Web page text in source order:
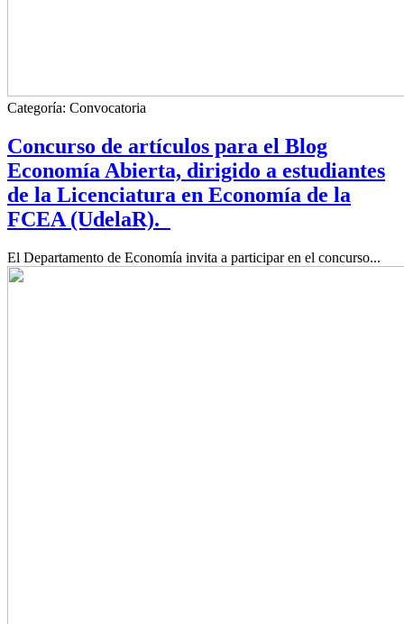
Categoría: Convocatoria
Concurso de artículos para el Blog
Economía Abierta, dirigido a estudiantes
de la Licenciatura en Economía de la
FCEA (UdelaR).
El Departamento de Economía invita a participar en el concurso...